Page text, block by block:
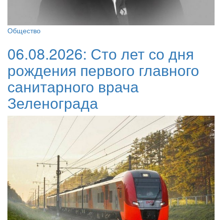
Общество
06.08.2026: Сто лет со дня
рождения первого главного
санитарного врача
Зеленограда